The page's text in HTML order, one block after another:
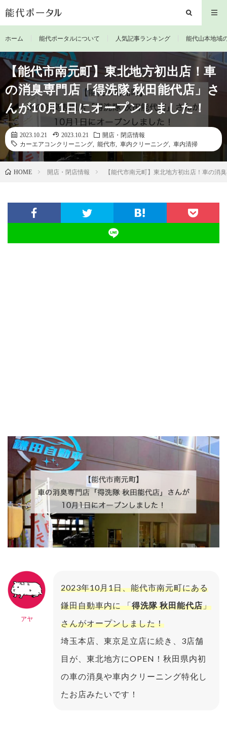
ホーム 能代ポータルについて 人気記事ランキング 能代山本地域
【能代市南元町】東北地方初出店！車
の消臭専門店「得洗隊 秋田能代店」さ
んが10月1日にオープンしました！
2023.10.21 2023.10.21
開店・閉店情報
カーエアコンクリーニング
能代市 車内クリーニング 車内清掃
HOME 開店・閉店情報 【能代市南元町】東北地方初出店！車の消
アヤ
2023年10月1日、能代市南元町にある
鎌田自動車内に 「得洗隊 秋田能代店」
さんがオープンしました！
埼玉本店、東京足立店に続き、3店舗
目が、東北地方にOPEN！秋田県内初
の車の消臭や車内クリーニング特化し
たお店みたいです！